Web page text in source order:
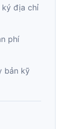
ký địa chỉ
phí
bản kỹ